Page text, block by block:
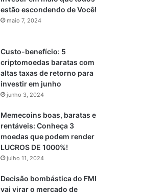
estão escondendo de Você!
maio 7, 2024
Custo-benefício: 5
criptomoedas baratas com
altas taxas de retorno para
investir em junho
junho 3, 2024
Memecoins boas, baratas e
rentáveis: Conheça 3
moedas que podem render
LUCROS DE 1000%!
julho 11, 2024
Decisão bombástica do FMI
vai virar o mercado de